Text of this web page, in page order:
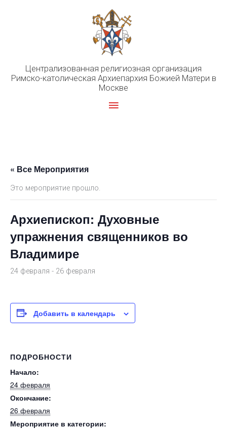
Централизованная религиозная организация
Римско-католическая Архиепархия Божией Матери в
Москве
Главное
« Все Мероприятия
Это мероприятие прошло.
Архиепископ: Духовные
упражнения священников во
Владимире
24 февраля - 26 февраля
Добавить в календарь
ПОДРОБНОСТИ
Начало:
24 февраля
Окончание:
26 февраля
Мероприятие в категории: